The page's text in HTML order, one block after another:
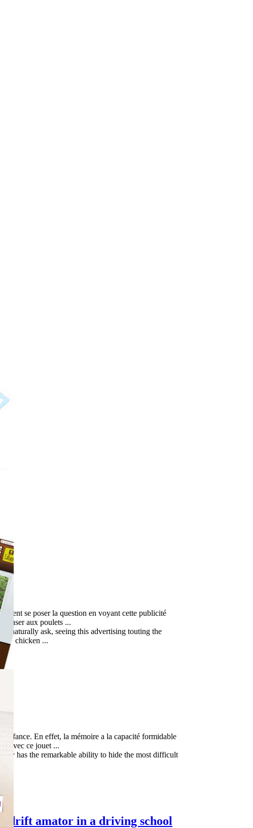
se poser la question en voyant cette publicité
penser aux poulets ...
naturally ask, seeing this advertising touting the
the chicken ...
En effet, la mémoire a la capacité formidable
avec ce jouet ...
has the remarkable ability to hide the most difficult
drift amator in a driving school